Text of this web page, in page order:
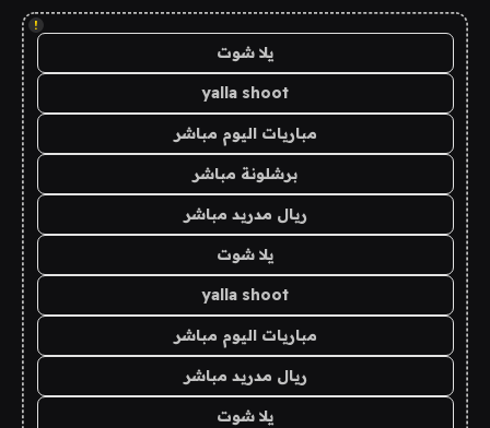
!
يلا شوت
yalla shoot
مباريات اليوم مباشر
برشلونة مباشر
ريال مدريد مباشر
يلا شوت
yalla shoot
مباريات اليوم مباشر
ريال مدريد مباشر
يلا شوت